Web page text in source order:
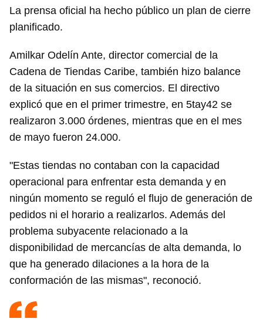
La prensa oficial ha hecho público un plan de cierre
planificado.
Amilkar Odelín Ante, director comercial de la
Cadena de Tiendas Caribe, también hizo balance
de la situación en sus comercios. El directivo
explicó que en el primer trimestre, en 5tay42 se
realizaron 3.000 órdenes, mientras que en el mes
de mayo fueron 24.000.
"Estas tiendas no contaban con la capacidad
operacional para enfrentar esta demanda y en
ningún momento se reguló el flujo de generación de
pedidos ni el horario a realizarlos. Además del
problema subyacente relacionado a la
disponibilidad de mercancías de alta demanda, lo
que ha generado dilaciones a la hora de la
conformación de las mismas", reconoció.